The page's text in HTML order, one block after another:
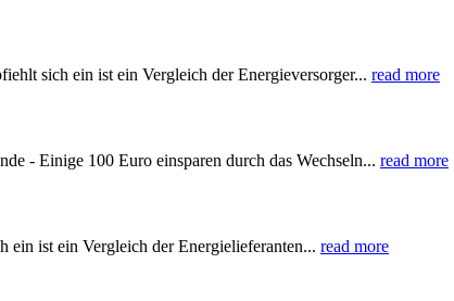
sich ein ist ein Vergleich der Energieversorger... read more
- Einige 100 Euro einsparen durch das Wechseln... read more
ein ist ein Vergleich der Energielieferanten... read more